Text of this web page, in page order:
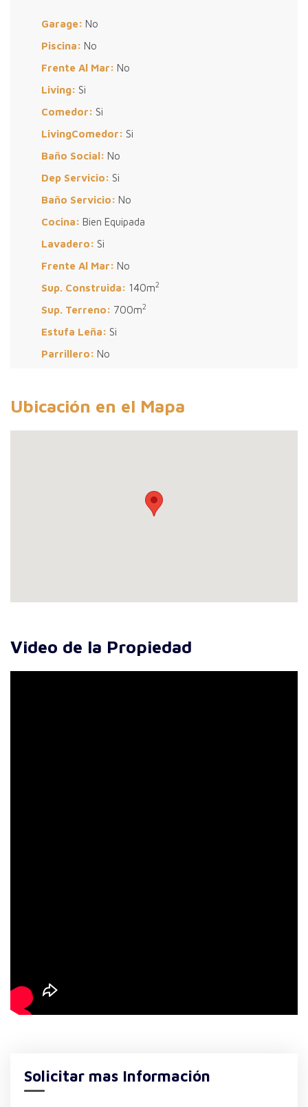
Garage: No
Piscina: No
Frente Al Mar: No
Living: Si
Comedor: Si
LivingComedor: Si
Baño Social: No
Dep Servicio: Si
Baño Servicio: No
Cocina: Bien Equipada
Lavadero: Si
Frente Al Mar: No
Sup. Construida: 140m2
Sup. Terreno: 700m2
Estufa Leña: Si
Parrillero: No
Ubicación en el Mapa
Video de la Propiedad
Solicitar mas Información